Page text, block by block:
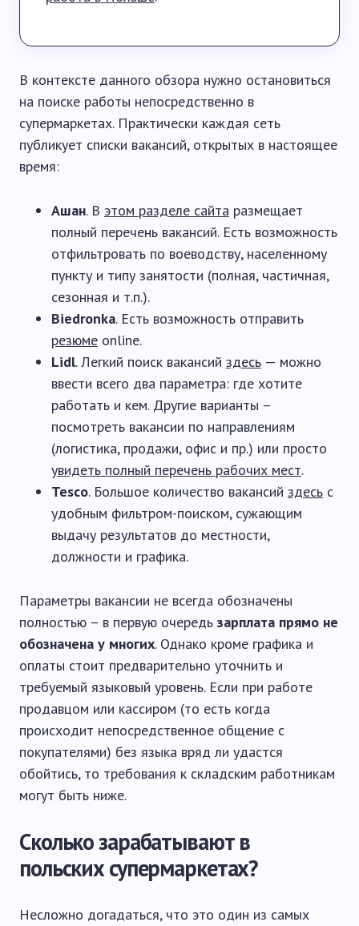
В контексте данного обзора нужно остановиться
на поиске работы непосредственно в
супермаркетах. Практически каждая сеть
публикует списки вакансий, открытых в настоящее
время:
Ашан. В этом разделе сайта размещает
полный перечень вакансий. Есть возможность
отфильтровать по воеводству, населенному
пункту и типу занятости (полная, частичная,
сезонная и т.п.).
Biedronka. Есть возможность отправить
резюме online.
Lidl. Легкий поиск вакансий здесь — можно
ввести всего два параметра: где хотите
работать и кем. Другие варианты –
посмотреть вакансии по направлениям
(логистика, продажи, офис и пр.) или просто
увидеть полный перечень рабочих мест.
Tesco. Большое количество вакансий здесь с
удобным фильтром-поиском, сужающим
выдачу результатов до местности,
должности и графика.
Параметры вакансии не всегда обозначены
полностью – в первую очередь зарплата прямо не
обозначена у многих. Однако кроме графика и
оплаты стоит предварительно уточнить и
требуемый языковый уровень. Если при работе
продавцом или кассиром (то есть когда
происходит непосредственное общение с
покупателями) без языка вряд ли удастся
обойтись, то требования к складским работникам
могут быть ниже.
Сколько зарабатывают в
польских супермаркетах?
Несложно догадаться, что это один из самых